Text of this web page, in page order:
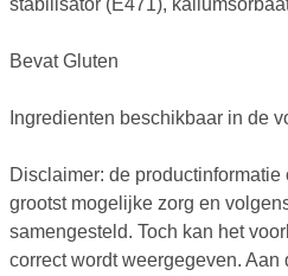
Bevat Gluten
Ingredienten beschikbaar in de
Disclaimer: de
grootst mogelijke zorg en
samengesteld. Toch kan het
correct wordt weergegeven.